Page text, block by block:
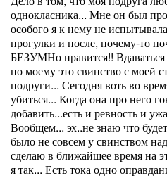
однокласника... Мне он был
особого я к нему не
прогулки и после, почему-то
БЕЗУМНо нравится!!
по моему это свинство с моей
подруги... Сегодня воть во
убиться... Когда она про него
добавить...есть и ревность и
Вообщем... эх..не знаю что
было не совсем у свинством
сделаю в ближайшее время на
я так... Есть тока одно